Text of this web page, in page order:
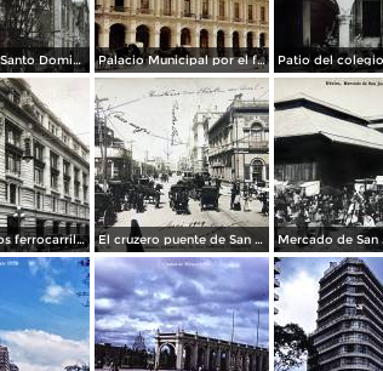
La Iglesia de Santo Domingo. Palacio Municipal por el fotografo Hugo Brehme..
Edicicio de los ferrocarriles. El cruzero puente de San Francisco y Guardiola por el fotografo Felix Miret.